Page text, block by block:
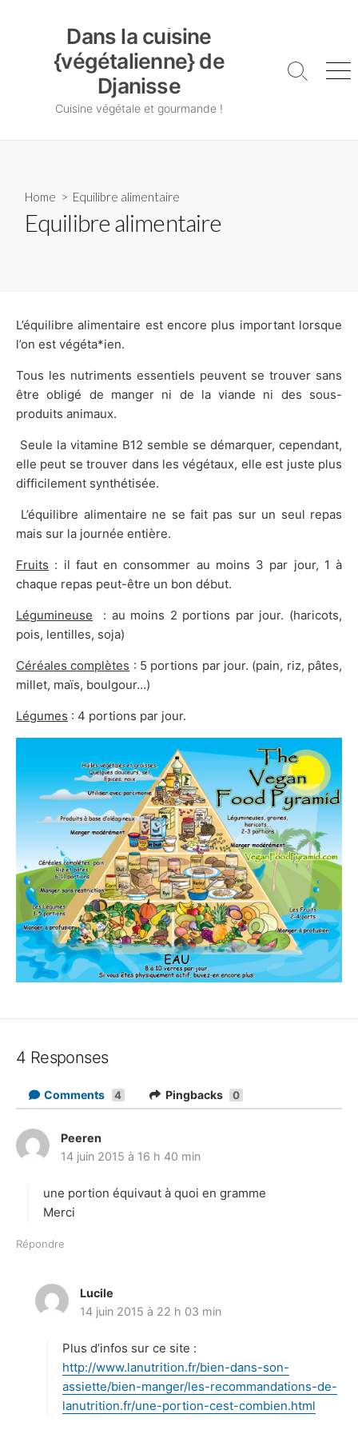
Dans la cuisine
{végétalienne} de
Djanisse
Cuisine végétale et gourmande !
Search
Home > Equilibre alimentaire
Equilibre alimentaire
L’équilibre alimentaire est encore plus important lorsque
l’on est végéta*ien.
Tous les nutriments essentiels peuvent se trouver sans
être obligé de manger ni de la viande ni des sous-
produits animaux.
Seule la vitamine B12 semble se démarquer, cependant,
elle peut se trouver dans les végétaux, elle est juste plus
difficilement synthétisée.
L’équilibre alimentaire ne se fait pas sur un seul repas
mais sur la journée entière.
Fruits : il faut en consommer au moins 3 par jour, 1 à
chaque repas peut-être un bon début.
Légumineuse : au moins 2 portions par jour. (haricots,
pois, lentilles, soja)
Céréales complètes : 5 portions par jour. (pain, riz, pâtes,
millet, maïs, boulgour…)
Légumes : 4 portions par jour.
4 Responses
Comments 4 Pingbacks 0
Peeren
i
14 juin 2015 à 16 h 40 min
une portion équivaut à quoi en gramme
Merci
Répondre
Lucile
:
14 juin 2015 à 22 h 03 min
Plus d’infos sur ce site :
http://www.lanutrition.fr/bien-dans-son-
assiette/bien-manger/les-recommandations-de-
lanutrition.fr/une-portion-cest-combien.html